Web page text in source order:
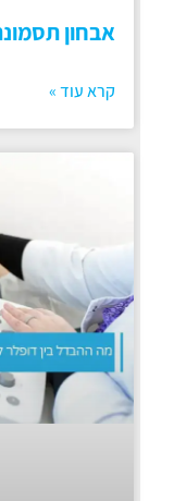
אבחון
קרא עוד »